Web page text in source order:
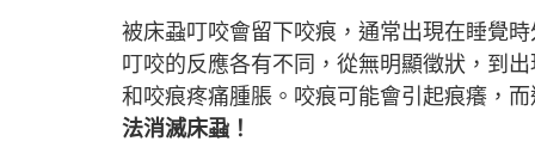
被床蝨叮咬會留下咬痕，通常出現在睡覺
叮咬的反應各有不同，從無明顯徵狀，到
和咬痕疼痛腫脹。咬痕可能會引起痕癢，
法消滅床蝨！